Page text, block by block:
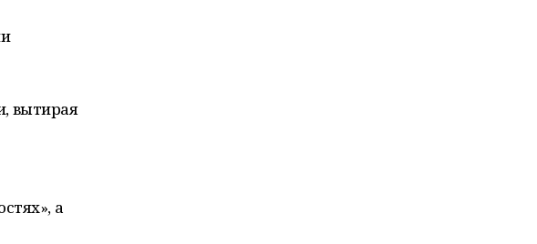
вытирая
а